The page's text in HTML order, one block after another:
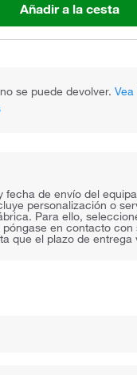
Añadir a la cesta
se puede devolver.
fecha de envío del
personalización o
Para ello,
en contacto con
que el plazo de entrega